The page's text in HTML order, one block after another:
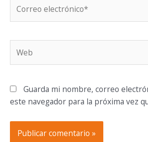
electrónico*
Guarda mi nombre, correo
este navegador para la próxima vez